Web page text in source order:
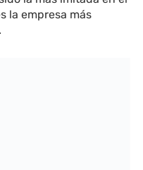
la empresa más